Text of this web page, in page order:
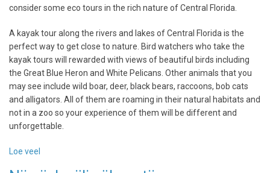
consider some eco tours in the rich nature of Central Florida.
A kayak tour along the rivers and lakes of Central Florida is the
perfect way to get close to nature. Bird watchers who take the
kayak tours will rewarded with views of beautiful birds including
the Great Blue Heron and White Pelicans. Other animals that you
may see include wild boar, deer, black bears, raccoons, bob cats
and alligators. All of them are roaming in their natural habitats and
not in a zoo so your experience of them will be different and
unforgettable.
Loe veel